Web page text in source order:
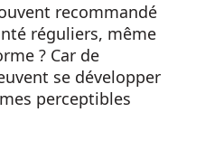
recommandé
réguliers, même
? Car de
se développer
perceptibles